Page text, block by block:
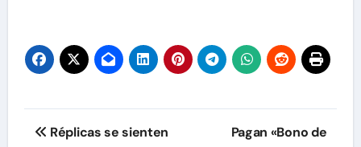
Navegación
Réplicas se sienten
Pagan «Bono de